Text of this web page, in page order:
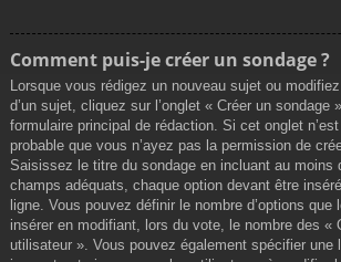
Comment puis-je créer un sondage ?
Lorsque vous rédigez un nouveau sujet ou
d’un sujet, cliquez sur l’onglet « Créer un sondage
formulaire principal de rédaction. Si cet onglet
probable que vous n’ayez pas la permission de
Saisissez le titre du sondage en incluant au moins
champs adéquats, chaque option devant être
ligne. Vous pouvez définir le nombre d’options
insérer en modifiant, lors du vote, le nombre des «
utilisateur ». Vous pouvez également spécifier une